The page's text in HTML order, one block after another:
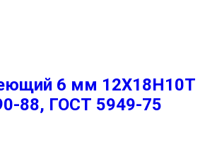
6 мм 12Х18Н10Т
88, ГОСТ 5949-75